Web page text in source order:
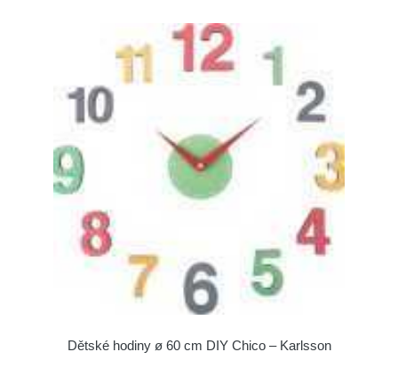
Dětské hodiny ø 60 cm DIY Chico – Karlsson